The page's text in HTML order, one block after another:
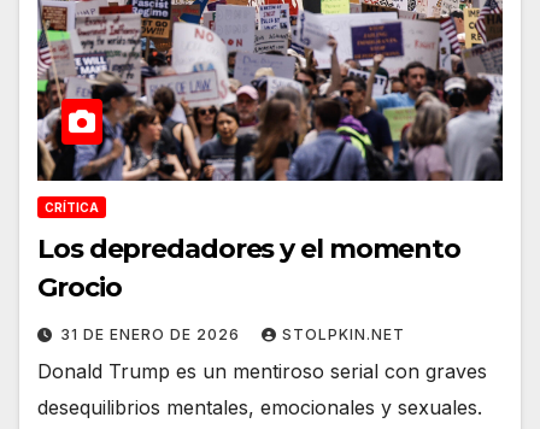
CRÍTICA
Los depredadores y el momento
Grocio
31 DE ENERO DE 2026 STOLPKIN.NET
Donald Trump es un mentiroso serial con graves
desequilibrios mentales, emocionales y sexuales.